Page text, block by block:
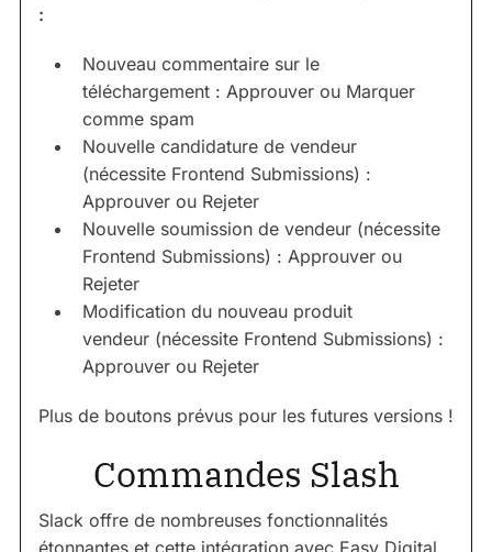
:
Nouveau commentaire sur le
téléchargement : Approuver ou Marquer
comme spam
Nouvelle candidature de vendeur
(nécessite Frontend Submissions) :
Approuver ou Rejeter
Nouvelle soumission de vendeur (nécessite
Frontend Submissions) : Approuver ou
Rejeter
Modification du nouveau produit
vendeur (nécessite Frontend Submissions) :
Approuver ou Rejeter
Plus de boutons prévus pour les futures versions !
Commandes Slash
Slack offre de nombreuses fonctionnalités